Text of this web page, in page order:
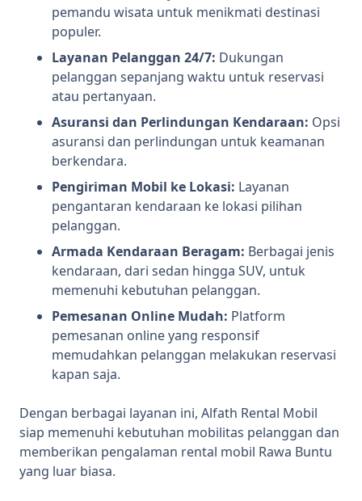
pemandu wisata untuk menikmati destinasi
populer.
Layanan Pelanggan 24/7: Dukungan
pelanggan sepanjang waktu untuk reservasi
atau pertanyaan.
Asuransi dan Perlindungan Kendaraan: Opsi
asuransi dan perlindungan untuk keamanan
berkendara.
Pengiriman Mobil ke Lokasi: Layanan
pengantaran kendaraan ke lokasi pilihan
pelanggan.
Armada Kendaraan Beragam: Berbagai jenis
kendaraan, dari sedan hingga SUV, untuk
memenuhi kebutuhan pelanggan.
Pemesanan Online Mudah: Platform
pemesanan online yang responsif
memudahkan pelanggan melakukan reservasi
kapan saja.
Dengan berbagai layanan ini, Alfath Rental Mobil
siap memenuhi kebutuhan mobilitas pelanggan dan
memberikan pengalaman rental mobil Rawa Buntu
yang luar biasa.